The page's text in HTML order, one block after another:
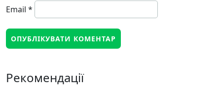
Email *
Рекомендації